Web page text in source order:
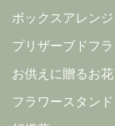
ボックスアレンジ
プリザーブドフ
お供えに贈るお花
フラワースタンド